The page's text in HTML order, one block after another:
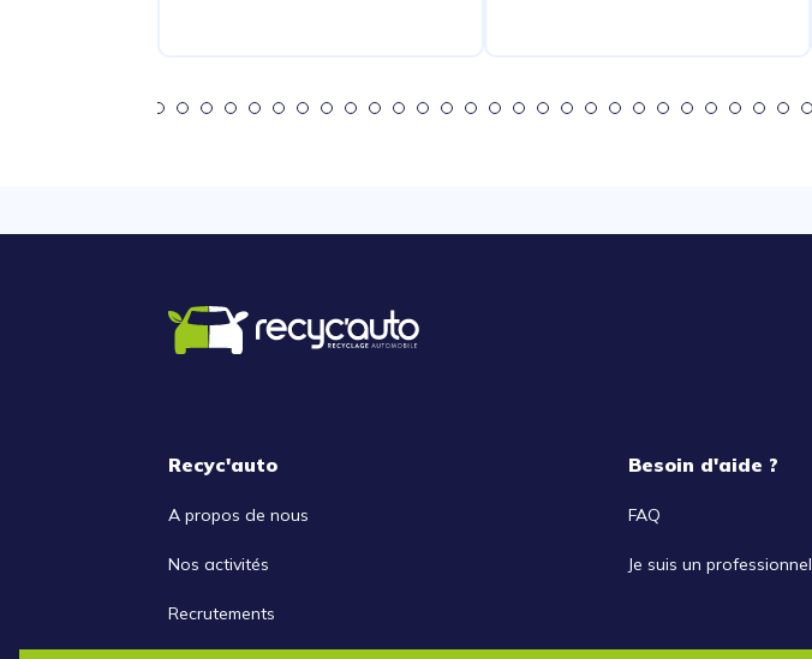
Recyc'auto
A propos de nous
Nos activités
Recrutements
Besoin d'aide ?
FAQ
Je suis un professionnel